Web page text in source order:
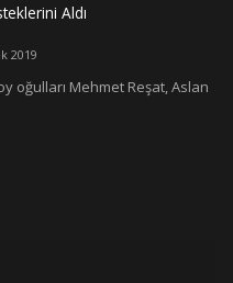
Aldı
2019
oğulları Mehmet Reşat, Aslan